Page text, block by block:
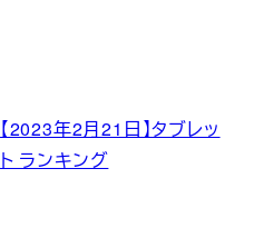
【2023年2月21日】タブレッ
ト ランキング